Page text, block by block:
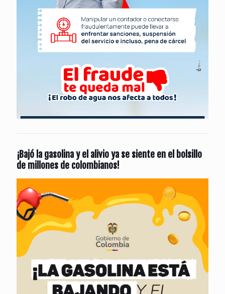
¡Bajó la gasolina y el alivio ya se siente en el bolsillo
de millones de colombianos!
de
vídeo